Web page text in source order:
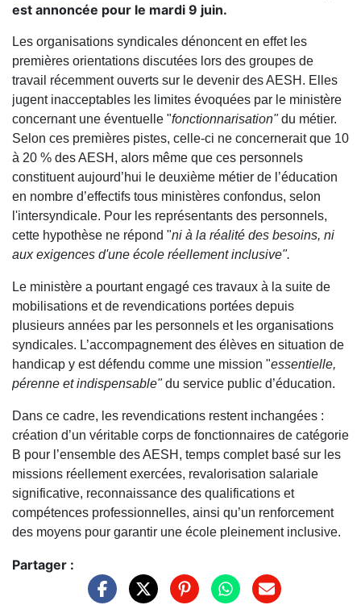
est annoncée pour le mardi 9 juin.
Les organisations syndicales dénoncent en effet les
premières orientations discutées lors des groupes de
travail récemment ouverts sur le devenir des AESH. Elles
jugent inacceptables les limites évoquées par le ministère
concernant une éventuelle "fonctionnarisation"du métier.
Selon ces premières pistes, celle-ci ne concernerait que 10
à 20 % des AESH, alors même que ces personnels
constituent aujourd’hui le deuxième métier de l’éducation
en nombre d’effectifs tous ministères confondus, selon
l'intersyndicale. Pour les représentants des personnels,
cette hypothèse ne répond "ni à la réalité des besoins, ni
aux exigences d'une école réellement inclusive".
Le ministère a pourtant engagé ces travaux à la suite de
mobilisations et de revendications portées depuis
plusieurs années par les personnels et les organisations
syndicales. L’accompagnement des élèves en situation de
handicap y est défendu comme une mission "essentielle,
pérenne et indispensable"du service public d’éducation.
Dans ce cadre, les revendications restent inchangées :
création d’un véritable corps de fonctionnaires de catégorie
B pour l’ensemble des AESH, temps complet basé sur les
missions réellement exercées, revalorisation salariale
significative, reconnaissance des qualifications et
compétences professionnelles, ainsi qu’un renforcement
des moyens pour garantir une école pleinement inclusive.
Partager :